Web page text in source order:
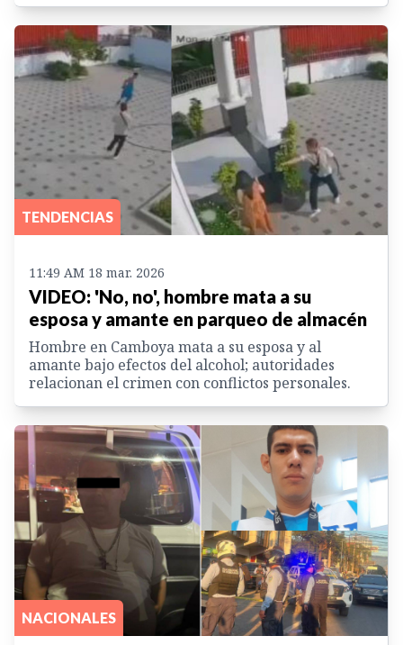
TENDENCIAS
11:49 AM 18 mar. 2026
VIDEO: 'No, no', hombre mata a su
esposa y amante en parqueo de almacén
Hombre en Camboya mata a su esposa y al
amante bajo efectos del alcohol; autoridades
relacionan el crimen con conflictos personales.
NACIONALES